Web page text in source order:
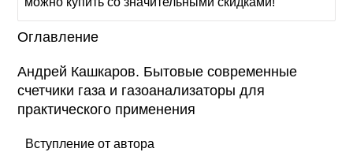
Оглавление
Андрей Кашкаров. Бытовые современные
счетчики газа и газоанализаторы для
практического применения
Вступление от автора